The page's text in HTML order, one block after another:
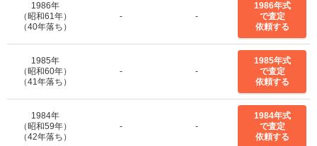
1986年
（昭和61年）
（40年落ち）
- -
1986年式
で査定
依頼する
1985年
（昭和60年）
（41年落ち）
- -
1985年式
で査定
依頼する
1984年
（昭和59年）
（42年落ち）
- -
1984年式
で査定
依頼する